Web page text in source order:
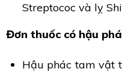
Streptococ và lỵ
Đơn thuốc có hậu
Hậu phác tam vật